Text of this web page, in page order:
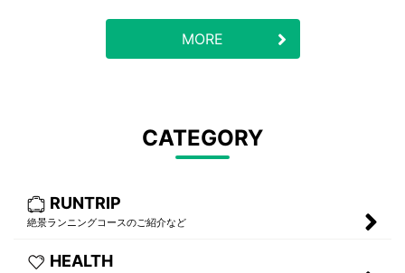
MORE
CATEGORY
RUNTRIP
絶景ランニングコースのご紹介など
HEALTH